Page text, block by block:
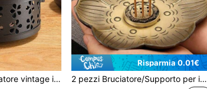
portatile in ferro con motivo floreale e manico, adatto per uso domestico e all'aperto
Risparmia 0.01€
2 pezzi Bruciatore/Supporto per incenso vintage a forma di loto, design elegante e compatto, adatto per soggiorno, camera da letto e altri spazi